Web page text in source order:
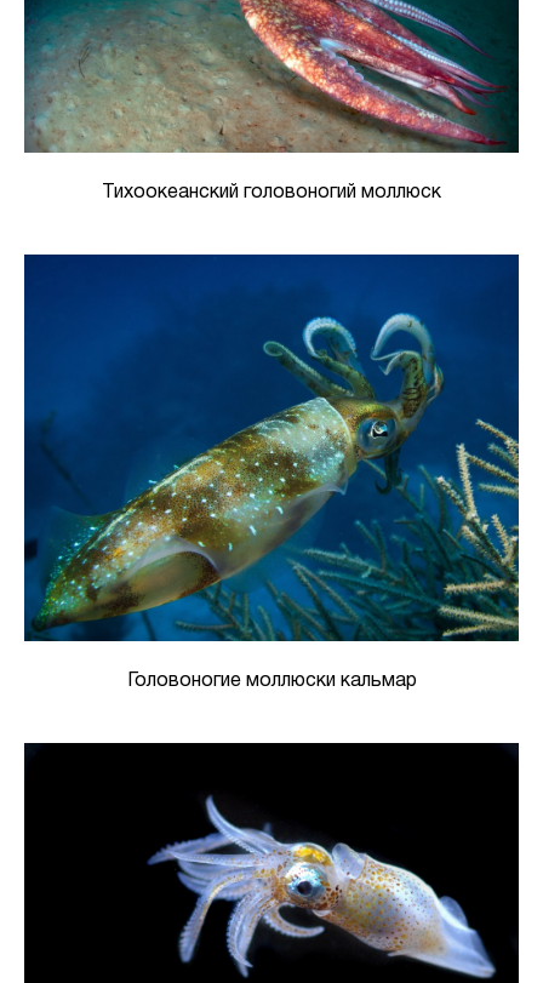
Тихоокеанский головоногий моллюск
Головоногие моллюски кальмар